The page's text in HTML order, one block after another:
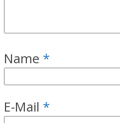
Name *
E-Mail *